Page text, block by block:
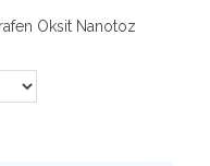
Oksit Nanotoz